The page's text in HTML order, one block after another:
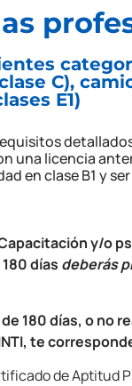
C),
E1)
una licencia
en clase B1 y
y/o
días deberás
180 días, o no
te
de Aptitud